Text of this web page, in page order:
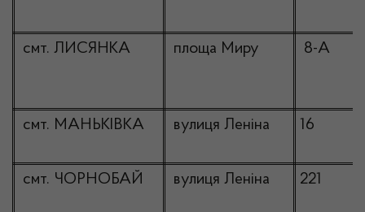
смт. ЛИСЯНКА площа Миру 8-А
смт. МАНЬКІВКА вулиця Леніна 16
смт. ЧОРНОБАЙ вулиця Леніна 221